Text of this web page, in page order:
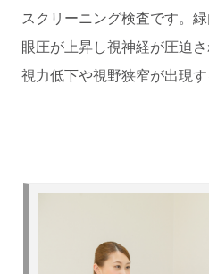
スクリーニング検査です。
眼圧が上昇し視神経が圧迫さ
視力低下や視野狭窄が出現す